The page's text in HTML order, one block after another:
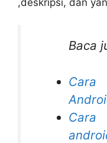
Baca
Cara
Cara